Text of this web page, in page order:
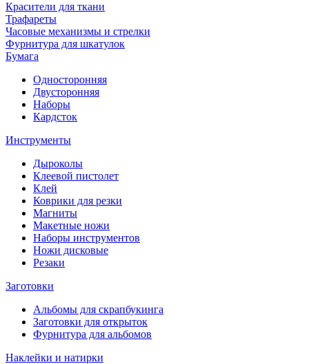
Красители для ткани
Трафареты
Часовые механизмы и стрелки
Фурнитура для шкатулок
Бумага
Односторонняя
Двусторонняя
Наборы
Кардсток
Инструменты
Дыроколы
Клеевой пистолет
Клей
Коврики для резки
Магниты
Макетные ножи
Наборы инструментов
Ножи дисковые
Резаки
Заготовки
Альбомы для скрапбукинга
Заготовки для открыток
Фурнитура для альбомов
Наклейки и натирки